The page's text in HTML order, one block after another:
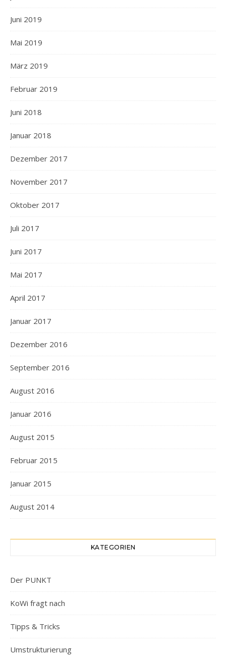
Juni 2019
Mai 2019
März 2019
Februar 2019
Juni 2018
Januar 2018
Dezember 2017
November 2017
Oktober 2017
Juli 2017
Juni 2017
Mai 2017
April 2017
Januar 2017
Dezember 2016
September 2016
August 2016
Januar 2016
August 2015
Februar 2015
Januar 2015
August 2014
KATEGORIEN
Der PUNKT
KoWi fragt nach
Tipps & Tricks
Umstrukturierung